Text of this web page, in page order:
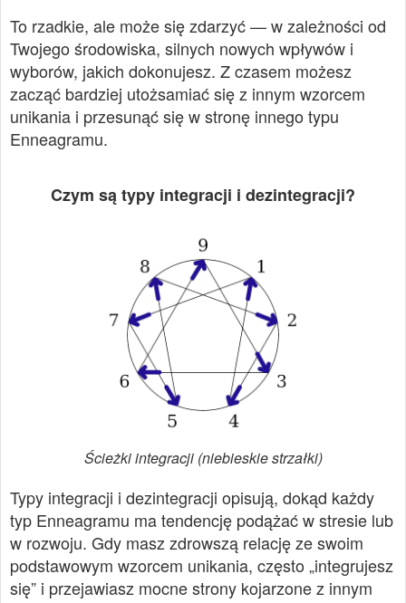
To rzadkie, ale może się zdarzyć — w zależności od
Twojego środowiska, silnych nowych wpływów i
wyborów, jakich dokonujesz. Z czasem możesz
zacząć bardziej utożsamiać się z innym wzorcem
unikania i przesunąć się w stronę innego typu
Enneagramu.
Czym są typy integracji i dezintegracji?
Ścieżki integracji (niebieskie strzałki)
Typy integracji i dezintegracji opisują, dokąd każdy
typ Enneagramu ma tendencję podążać w stresie lub
w rozwoju. Gdy masz zdrowszą relację ze swoim
podstawowym wzorcem unikania, często „integrujesz
się” i przejawiasz mocne strony kojarzone z innym